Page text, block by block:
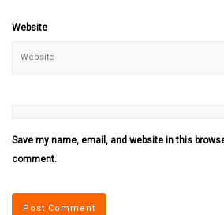
Website
Save my name, email, and website in this
comment.